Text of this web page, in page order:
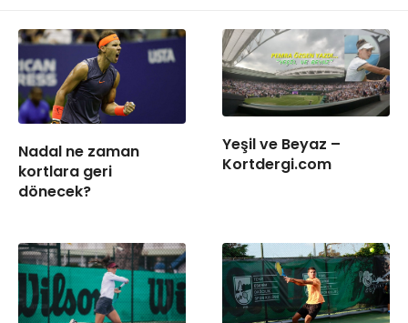
Nadal ne zaman
kortlara geri
dönecek?
Yeşil ve Beyaz –
Kortdergi.com